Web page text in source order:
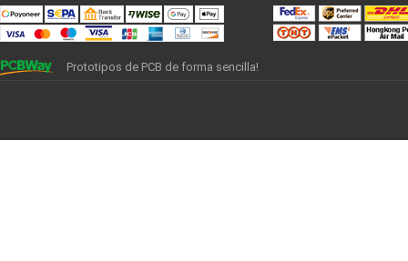
Prototipos de PCB de forma sencilla!